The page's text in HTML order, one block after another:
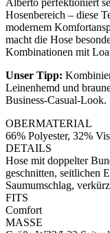
Hosenbereich – diese
modernem
macht die Hose
Kombinationen mit
Unser Tipp:
Leinenhemd und
Business-Casual-Look.
OBERMATERIAL
66% Polyester, 32%
DETAILS
Hose mit doppelter
geschnitten, seitlichen
Saumumschlag,
FITS
Comfort
MASSE